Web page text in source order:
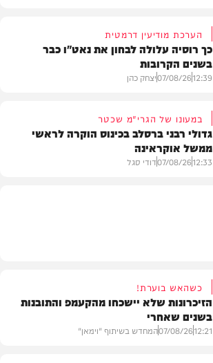
הערכת מודיעין דרמטית
כך רוסיה עלולה לבחון את נאט"ו כבר
בשנים הקרובות
12:39
07/08/26יצחק כהן
במעונו של הגרי"מ שכטר
גדולי רבני ברסלב בכינוס הוקרה לראשי
ממשל אוקראינה
12:33
07/08/26דודי סגל
כשהאש בוערת!
הזיכרונות שלא יישכחו מהקעמפ והתובנות
בשנים שאחרי
12:21
07/08/26המחדש בשיתוף "וימאן"